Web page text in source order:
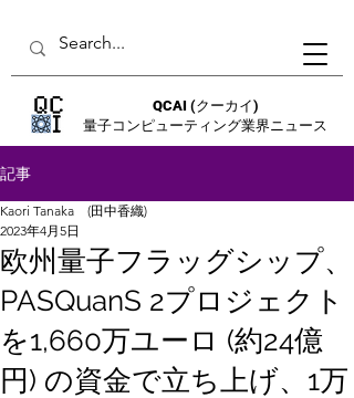
QCAI (クーカイ)
量子コンピューティング業界ニュース
記事
欧州量子フラッグシップ、
PASQuanS 2プロジェクト
を1,660万ユーロ (約24億
円) の資金で立ち上げ、1万
Kaori Tanaka (田中香織)
2023年4月5日